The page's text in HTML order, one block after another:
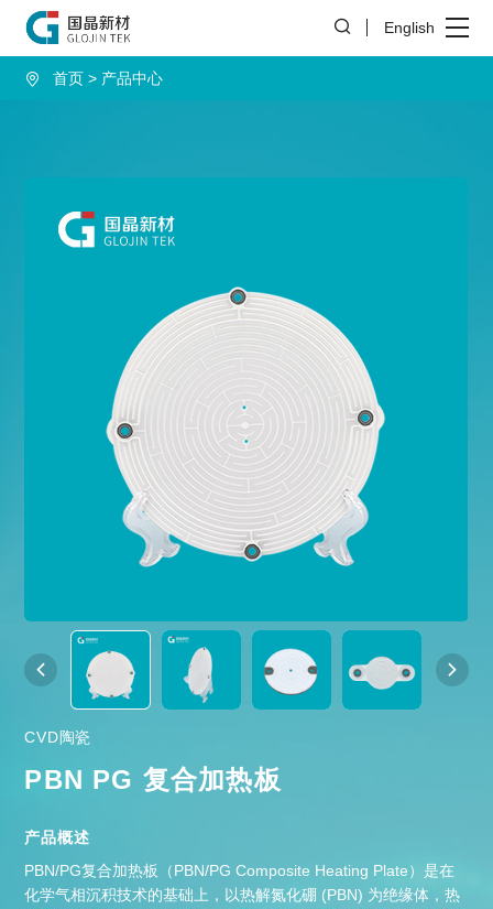
English
首页 产品中心
CVD陶瓷
PBN PG 复合加热板
产品概述
PBN/PG复合加热板（PBN/PG Composite Heating Plate）是在
化学气相沉积技术的基础上，以热解氮化硼 (PBN) 为绝缘体，热